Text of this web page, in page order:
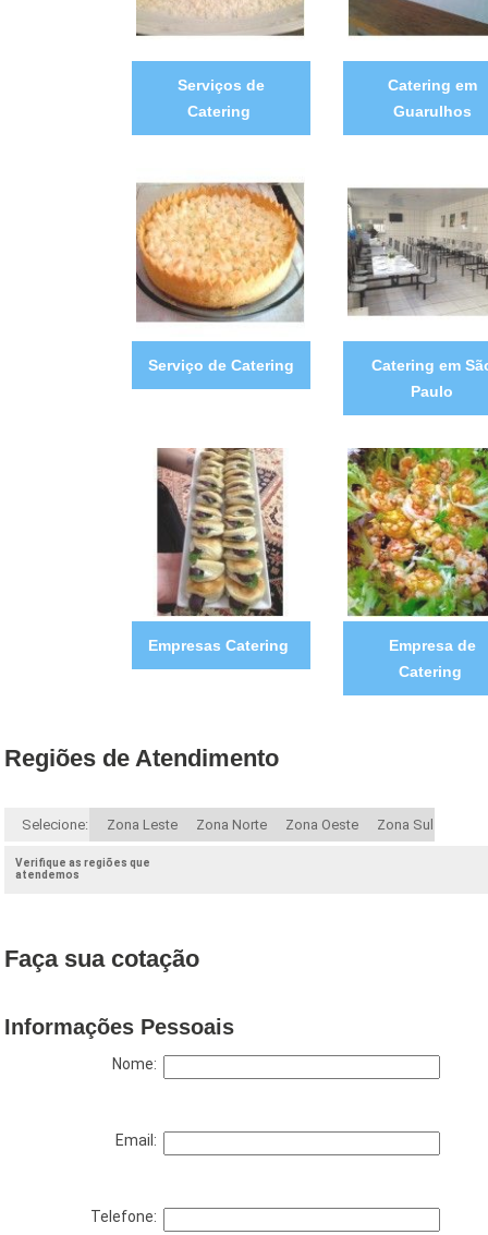
Serviços de
Catering
Catering em
Guarulhos
Serviço de Catering
Catering em
Paulo
Empresas Catering
Empresa de
Catering
Regiões de Atendimento
Selecione: Zona Leste Zona Norte Zona Oeste Zona Sul
Verifique as regiões que
atendemos
Faça sua cotação
Informações Pessoais
Nome:
Email:
Telefone: